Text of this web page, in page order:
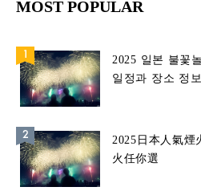
MOST POPULAR
2025 일본 불꽃
일정과 장소 정보
2025日本人氣煙火大會14
火任你選